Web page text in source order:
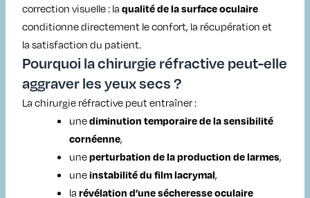
correction visuelle : laqualité de la surface oculaire
conditionne directement le confort, la récupération et
la satisfaction du patient.
Pourquoi la chirurgie réfractive peut-elle
aggraver les yeux secs ?
La chirurgie réfractive peut entraîner :
unediminution temporaire de la sensibilité
cornéenne,
uneperturbation de la production de larmes,
uneinstabilité du film lacrymal,
larévélation d’une sécheresse oculaire